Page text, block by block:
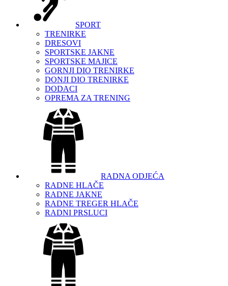
SPORT
TRENIRKE
DRESOVI
SPORTSKE JAKNE
SPORTSKE MAJICE
GORNJI DIO TRENIRKE
DONJI DIO TRENIRKE
DODACI
OPREMA ZA TRENING
RADNA ODJEĆA
RADNE HLAČE
RADNE JAKNE
RADNE TREGER HLAČE
RADNI PRSLUCI